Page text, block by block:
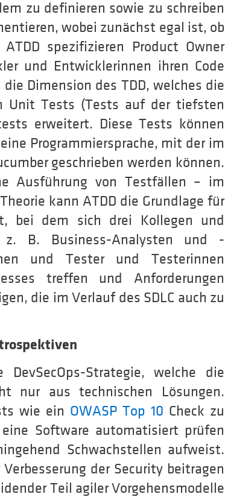
zu definieren sowie zu schreiben
wobei zunächst egal ist, ob
spezifizieren Product Owner
und Entwicklerinnen ihren Code
Dimension des TDD, welches die
Unit Tests (Tests auf der tiefsten
erweitert. Diese Tests können
Programmiersprache, mit der im
geschrieben werden können.
Ausführung von Testfällen – im
kann ATDD die Grundlage für
bei dem sich drei Kollegen und
z. B. Business-Analysten und -
und Tester und Testerinnen
treffen und Anforderungen
die im Verlauf des SDLC auch zu
Strategie, welche die
nur aus technischen Lösungen.
wie ein OWASP Top 10 Check zu
Software automatisiert prüfen
Schwachstellen aufweist.
der Security beitragen
Teil agiler Vorgehensmodelle